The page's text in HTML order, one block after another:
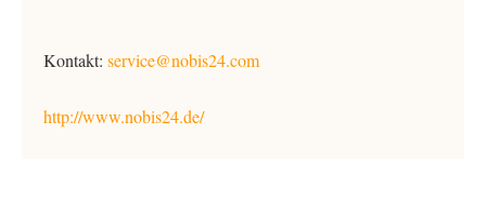
Kontakt: service@nobis24.com
http://www.nobis24.de/